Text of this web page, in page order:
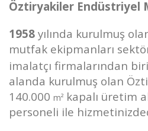
Öztiryakiler Endüstriyel
1958 yılında kurulmuş
mutfak ekipmanları
imalatçı firmalarından
alanda kurulmuş olan
140.000 m² kapalı üretim
personeli ile